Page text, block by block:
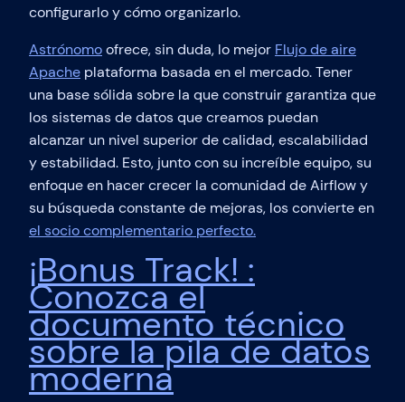
configurarlo y cómo organizarlo.
Astrónomoofrece, sin duda, lo mejor Flujo de aire
Apache plataforma basada en el mercado. Tener
una base sólida sobre la que construir garantiza que
los sistemas de datos que creamos puedan
alcanzar un nivel superior de calidad, escalabilidad
y estabilidad. Esto, junto con su increíble equipo, su
enfoque en hacer crecer la comunidad de Airflow y
su búsqueda constante de mejoras, los convierte en
el socio complementario perfecto.
¡Bonus Track! :
Conozca el
documento técnico
sobre la pila de datos
moderna